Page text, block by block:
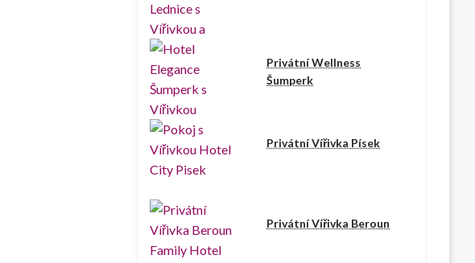
Privátní Wellness
Šumperk
Privátní Vířivka Písek
Privátní Vířivka Beroun